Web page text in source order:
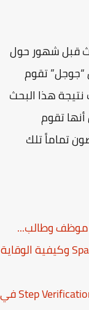
شهور حول
تقوم
هذا البحث
تقوم
يرفضون تماماً تلك
ماهي رسائل التصيد الإلكتروني Spam Emails وكيفية الوقاية
اهمية تفعيل ميزة المصادقة الثنائية 2-Step Verification في